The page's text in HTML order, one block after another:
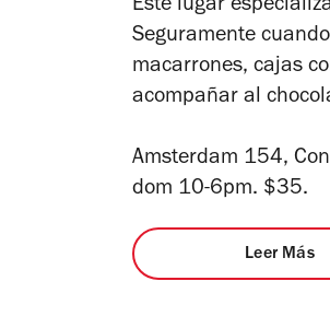
Este lugar
Seguramente
macarrones, cajas
acompañar al
Amsterdam 154,
dom 10-6pm. $35.
Leer Más